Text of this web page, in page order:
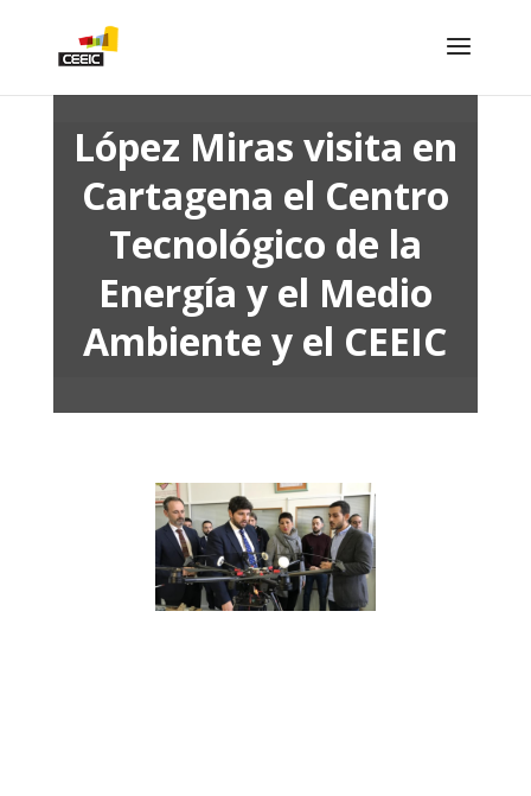
López Miras visita en
Cartagena el Centro
Tecnológico de la
Energía y el Medio
Ambiente y el CEEIC